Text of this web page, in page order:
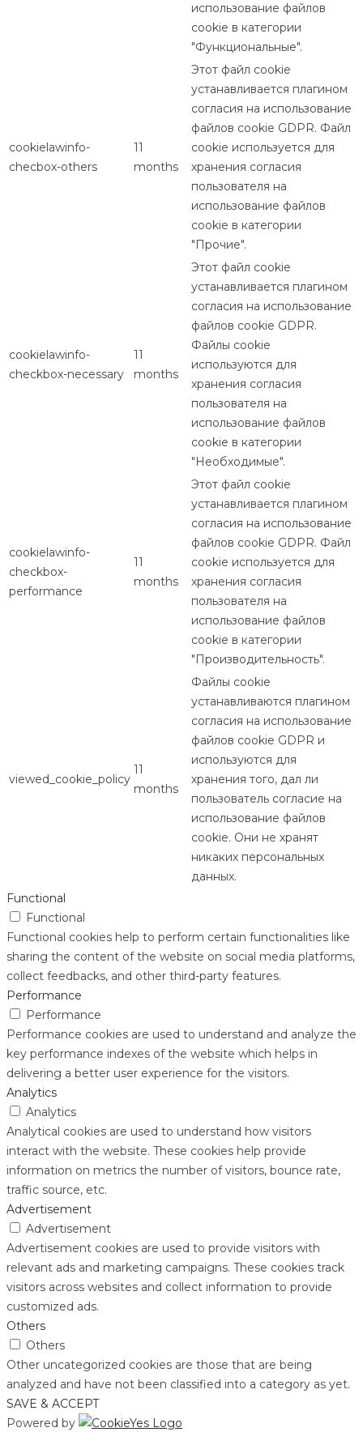
использование файлов
cookie в категории
"Функциональные".
cookielawinfo-
checbox-others
11
months
Этот файл cookie
устанавливается плагином
согласия на использование
файлов cookie GDPR. Файл
cookie используется для
хранения согласия
пользователя на
использование файлов
cookie в категории
"Прочие".
cookielawinfo-
checkbox-necessary
11
months
Этот файл cookie
устанавливается плагином
согласия на использование
файлов cookie GDPR.
Файлы cookie
используются для
хранения согласия
пользователя на
использование файлов
cookie в категории
"Необходимые".
cookielawinfo-
checkbox-
performance
11
months
Этот файл cookie
устанавливается плагином
согласия на использование
файлов cookie GDPR. Файл
cookie используется для
хранения согласия
пользователя на
использование файлов
cookie в категории
"Производительность".
viewed_cookie_policy
11
months
Файлы cookie
устанавливаются плагином
согласия на использование
файлов cookie GDPR и
используются для
хранения того, дал ли
пользователь согласие на
использование файлов
cookie. Они не хранят
никаких персональных
данных.
Functional
Functional
Functional cookies help to perform certain functionalities like
sharing the content of the website on social media platforms,
collect feedbacks, and other third-party features.
Performance
Performance
Performance cookies are used to understand and analyze the
key performance indexes of the website which helps in
delivering a better user experience for the visitors.
Analytics
Analytics
Analytical cookies are used to understand how visitors
interact with the website. These cookies help provide
information on metrics the number of visitors, bounce rate,
traffic source, etc.
Advertisement
Advertisement
Advertisement cookies are used to provide visitors with
relevant ads and marketing campaigns. These cookies track
visitors across websites and collect information to provide
customized ads.
Others
Others
Other uncategorized cookies are those that are being
analyzed and have not been classified into a category as yet.
SAVE & ACCEPT
Powered by